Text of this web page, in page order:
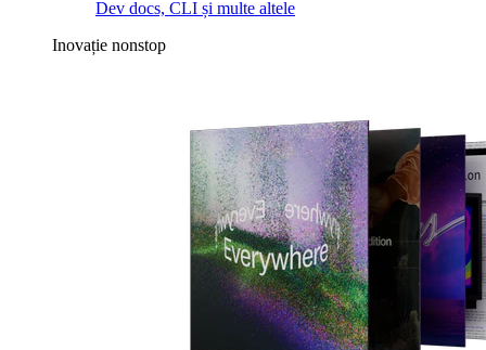
Dev docs, CLI și multe altele
Inovație nonstop